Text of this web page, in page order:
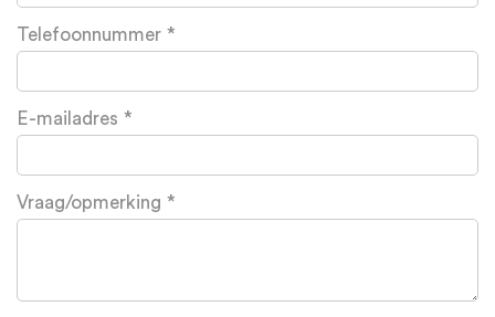
Telefoonnummer
E-mailadres
Vraag/opmerking